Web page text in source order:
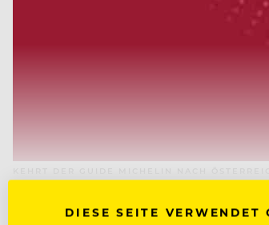
DIESE SEITE VERWENDET